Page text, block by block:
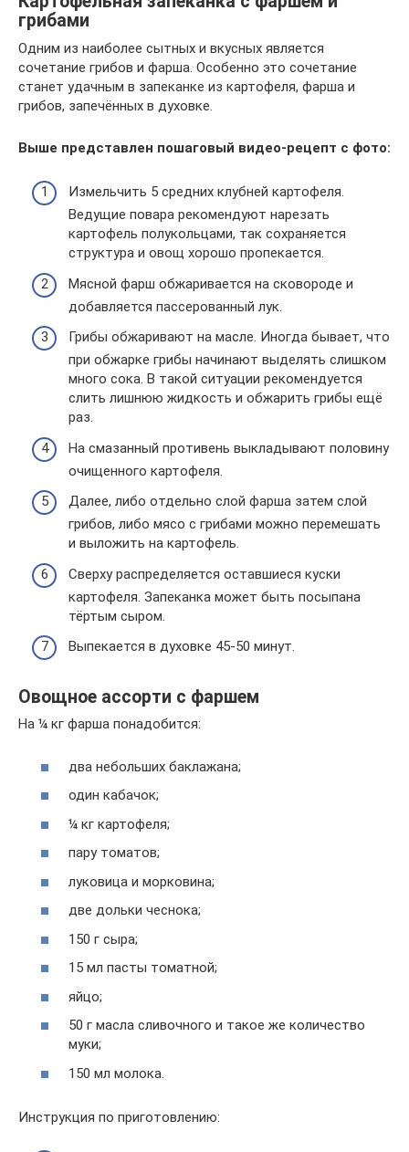
грибами
Одним из наиболее сытных и вкусных является
сочетание грибов и фарша. Особенно это сочетание
станет удачным в запеканке из картофеля, фарша и
грибов, запечённых в духовке.
Выше представлен пошаговый видео-рецепт с фото:
Измельчить 5 средних клубней картофеля.
Ведущие повара рекомендуют нарезать
картофель полукольцами, так сохраняется
структура и овощ хорошо пропекается.
Мясной фарш обжаривается на сковороде и
добавляется пассерованный лук.
Грибы обжаривают на масле. Иногда бывает, что
при обжарке грибы начинают выделять слишком
много сока. В такой ситуации рекомендуется
слить лишнюю жидкость и обжарить грибы ещё
раз.
На смазанный противень выкладывают половину
очищенного картофеля.
Далее, либо отдельно слой фарша затем слой
грибов, либо мясо с грибами можно перемешать
и выложить на картофель.
Сверху распределяется оставшиеся куски
картофеля. Запеканка может быть посыпана
тёртым сыром.
Выпекается в духовке 45-50 минут.
Овощное ассорти с фаршем
На ¼ кг фарша понадобится:
два небольших баклажана;
один кабачок;
¼ кг картофеля;
пару томатов;
луковица и морковина;
две дольки чеснока;
150 г сыра;
15 мл пасты томатной;
яйцо;
50 г масла сливочного и такое же количество
муки;
150 мл молока.
Инструкция по приготовлению: